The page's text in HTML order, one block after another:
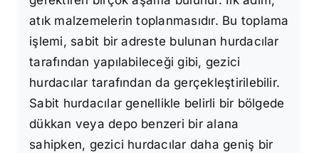
atık malzemelerin toplanmasıdır. Bu toplama
işlemi, sabit bir adreste bulunan hurdacılar
tarafından yapılabileceği gibi, gezici
hurdacılar tarafından da gerçekleştirilebilir.
Sabit hurdacılar genellikle belirli bir bölgede
dükkan veya depo benzeri bir alana
sahipken, gezici hurdacılar daha geniş bir